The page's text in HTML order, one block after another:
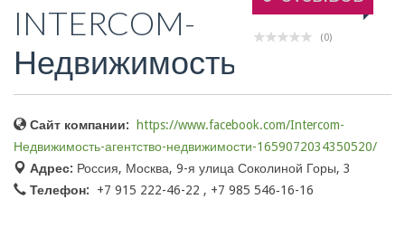
(0)
INTERCOM-
Недвижимость
Сайт компании:
https://www.facebook.com/Intercom-
Недвижимость-агентство-недвижимости-1659072034350520/
Адрес: Россия, Москва, 9-я улица Соколиной Горы, 3
Телефон:
+7 915 222-46-22 , +7 985 546‑16-16